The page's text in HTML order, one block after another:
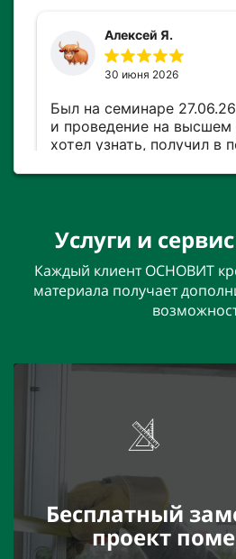
Услуги и
Каждый клиент ОСНОВИТ
материала получает
Бесплатный
проект